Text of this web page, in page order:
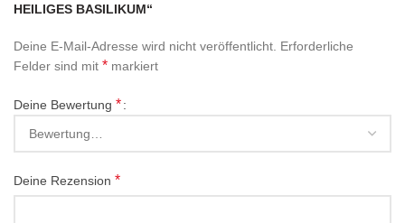
HEILIGES BASILIKUM“
Deine E-Mail-Adresse wird nicht veröffentlicht. Erforderliche
Felder sind mit * markiert
Deine Bewertung *
Deine Rezension *